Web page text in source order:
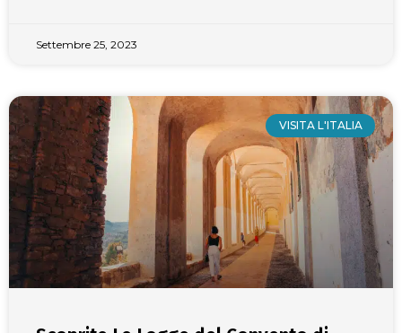
Settembre 25, 2023
VISITA L'ITALIA